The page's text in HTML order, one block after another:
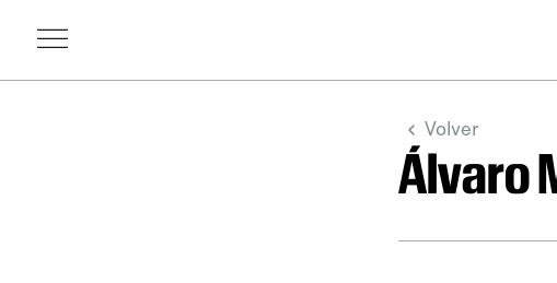
Volver
Álvaro